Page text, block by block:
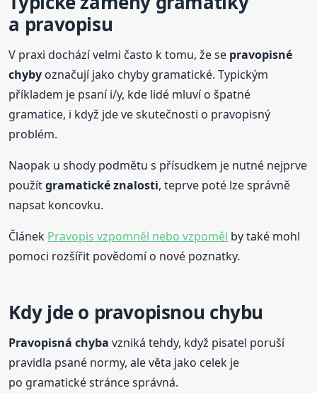
a pravopisu
V praxi dochází velmi často k tomu, že se pravopisné
chyby označují jako chyby gramatické. Typickým
příkladem je psaní i/y, kde lidé mluví o špatné
gramatice, i když jde ve skutečnosti o pravopisný
problém.
Naopak u shody podmětu s přísudkem je nutné nejprve
použítgramatické znalosti, teprve poté lze správně
napsat koncovku.
Článek Pravopis vzpomněl nebo vzpoměl by také mohl
pomoci rozšířit povědomí o nové poznatky.
Kdy jde o pravopisnou chybu
Pravopisná chyba vzniká tehdy, když pisatel poruší
pravidla psané normy, ale věta jako celek je
po gramatické stránce správná.